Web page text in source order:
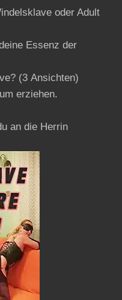
oder Adult
Essenz der
(3 Ansichten)
erziehen.
an die Herrin